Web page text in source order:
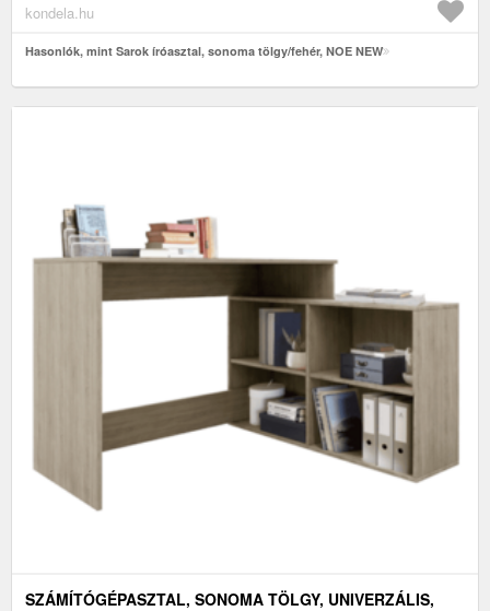
kondela.hu
Hasonlók, mint Sarok íróasztal, sonoma tölgy/fehér, NOE NEW
SZÁMÍTÓGÉPASZTAL, SONOMA TÖLGY, UNIVERZÁLIS,